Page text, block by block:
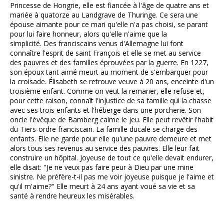
Princesse de Hongrie, elle est fiancée à l'âge de quatre ans et
mariée à quatorze au Landgrave de Thuringe. Ce sera une
épouse aimante pour ce mari qu'elle n'a pas choisi, se parant
pour lui faire honneur, alors qu'elle n'aime que la
simplicité. Des franciscains venus d'Allemagne lui font
connaître l'esprit de saint François et elle se met au service
des pauvres et des familles éprouvées par la guerre. En 1227,
son époux tant aimé meurt au moment de s'embarquer pour
la croisade. Élisabeth se retrouve veuve à 20 ans, enceinte d'un
troisième enfant. Comme on veut la remarier, elle refuse et,
pour cette raison, connaît l'injustice de sa famille qui la chasse
avec ses trois enfants et l'héberge dans une porcherie. Son
oncle l'évêque de Bamberg calme le jeu. Elle peut revêtir l'habit
du Tiers-ordre franciscain. La famille ducale se charge des
enfants. Elle ne garde pour elle qu'une pauvre demeure et met
alors tous ses revenus au service des pauvres. Elle leur fait
construire un hôpital. Joyeuse de tout ce qu'elle devait endurer,
elle disait: "Je ne veux pas faire peur à Dieu par une mine
sinistre. Ne préfère-t-il pas me voir joyeuse puisque je l'aime et
qu'il m'aime?" Elle meurt à 24 ans ayant voué sa vie et sa
santé à rendre heureux les misérables.